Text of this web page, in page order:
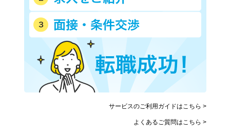
サービスのご利用ガイドはこちら >
よくあるご質問はこちら >